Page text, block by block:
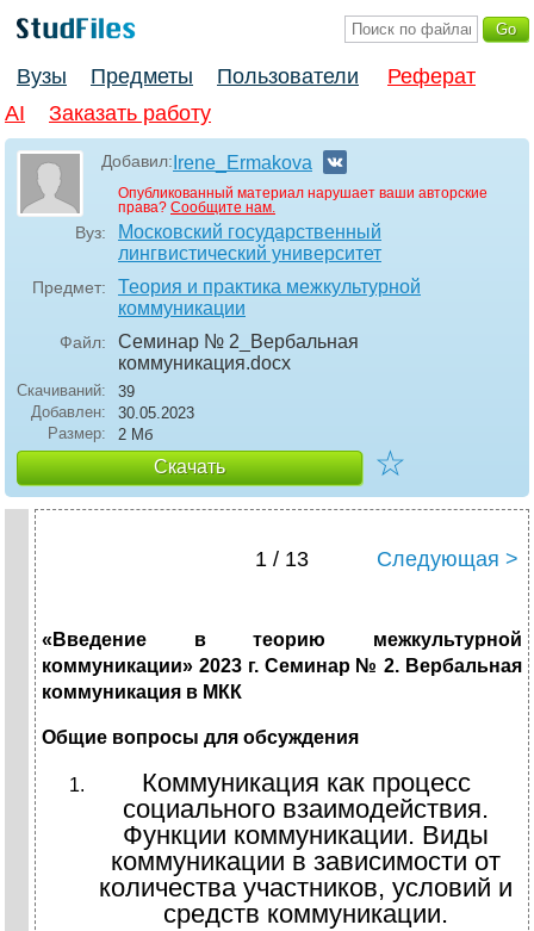
Вузы Предметы Пользователи
Реферат
AI
Заказать работу
Добавил: Irene_Ermakova
Опубликованный материал нарушает ваши авторские
права? Сообщите нам.
Вуз:
Московский государственный
лингвистический университет
Предмет:
Теория и практика межкультурной
коммуникации
Файл:
Семинар № 2_Вербальная
коммуникация.docx
Скачиваний:
39
Добавлен:
30.05.2023
Размер:
2 Мб
Скачать ☆
1 / 13 Следующая >
«Введение в теорию межкультурной
коммуникации» 2023г. Семинар № 2. Вербальная
коммуникация в МКК
Общие вопросы для обсуждения
Коммуникация как процесс
социального взаимодействия.
Функции коммуникации. Виды
коммуникации в зависимости от
количества участников, условий и
средств коммуникации.